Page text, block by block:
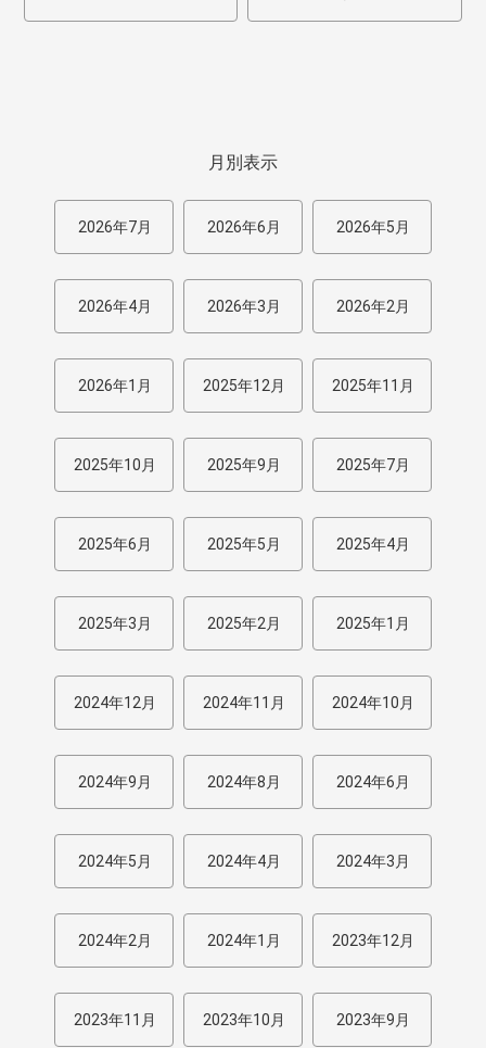
月別表示
2026年7月 2026年6月 2026年5月
2026年4月 2026年3月 2026年2月
2026年1月 2025年12月 2025年11月
2025年10月 2025年9月 2025年7月
2025年6月 2025年5月 2025年4月
2025年3月 2025年2月 2025年1月
2024年12月 2024年11月 2024年10月
2024年9月 2024年8月 2024年6月
2024年5月 2024年4月 2024年3月
2024年2月 2024年1月 2023年12月
2023年11月 2023年10月 2023年9月